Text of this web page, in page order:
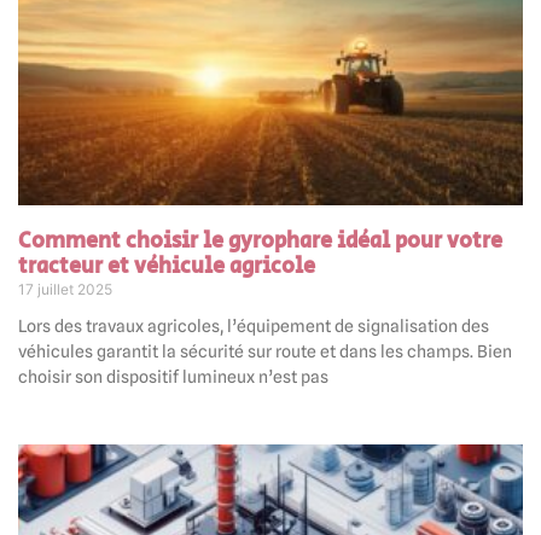
Comment choisir le gyrophare idéal pour votre
tracteur et véhicule agricole
17 juillet 2025
Lors des travaux agricoles, l’équipement de signalisation des
véhicules garantit la sécurité sur route et dans les champs. Bien
choisir son dispositif lumineux n’est pas